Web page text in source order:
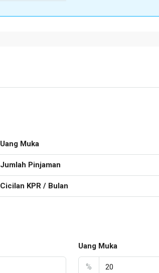
Uang Muka
Jumlah Pinjaman
Cicilan KPR / Bulan
Uang Muka
%